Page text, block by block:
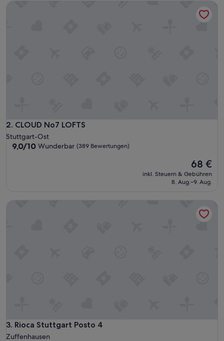
2. CLOUD No7 LOFTS
CLOUD No7 LOFTS
Stuttgart-Ost
9.0
9,0/10 Wunderbar (389 Bewertungen)
Der
Preis
beträgt
68 €
inkl. Steuern & Gebühren
8. Aug.–9. Aug.
3. Rioca Stuttgart Posto 4
Rioca Stuttgart Posto 4
Zuffenhausen